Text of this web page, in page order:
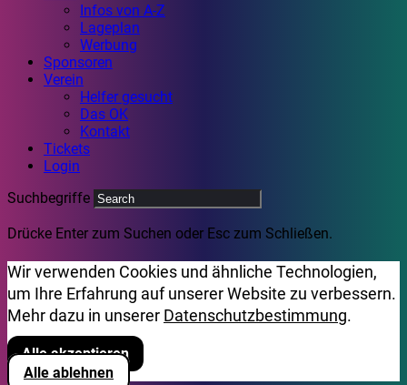
Infos von A-Z
Lageplan
Werbung
Sponsoren
Verein
Helfer gesucht
Das OK
Kontakt
Tickets
Login
Suchbegriffe
Drücke Enter zum Suchen oder Esc zum Schließen.
Wir verwenden Cookies und ähnliche Technologien,
um Ihre Erfahrung auf unserer Website zu verbessern.
Mehr dazu in unserer Datenschutzbestimmung.
Alle akzeptieren
Alle ablehnen